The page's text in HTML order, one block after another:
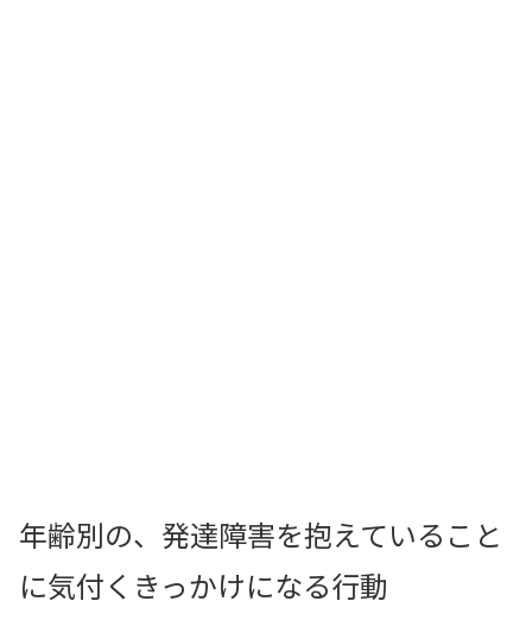
年齢別の、発達障害を抱えていること
に気付くきっかけになる行動